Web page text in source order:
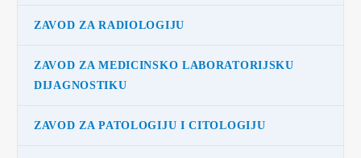
ZAVOD ZA RADIOLOGIJU
ZAVOD ZA MEDICINSKO LABORATORIJSKU
DIJAGNOSTIKU
ZAVOD ZA PATOLOGIJU I CITOLOGIJU